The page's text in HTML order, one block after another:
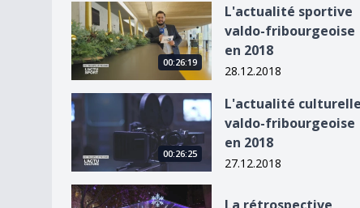
L&#039;actualité sportive valdo-fribourgeoise
00:26:19
L'actualité sportive
valdo-fribourgeoise
en 2018
28.12.2018
L&#039;actualité culturelle valdo-fribourgeoise
00:26:25
L'actualité culturelle
valdo-fribourgeoise
en 2018
27.12.2018
La rétrospective vaudoise 2018